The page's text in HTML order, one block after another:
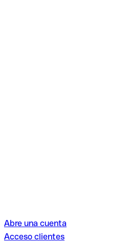
Abre una cuenta
Acceso clientes